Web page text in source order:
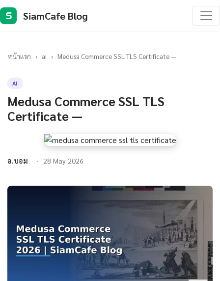
S SiamCafe Blog
หน้าแรก › ai › Medusa Commerce SSL TLS Certificate —
AI
Medusa Commerce SSL TLS
Certificate —
อ.บอม 28 May 2026